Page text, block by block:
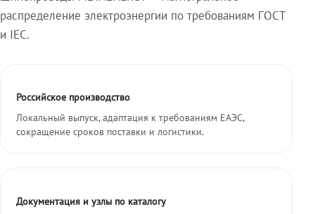
распределение электроэнергии по требованиям ГОСТ
и IEC.
Российское производство
Локальный выпуск, адаптация к требованиям ЕАЭС,
сокращение сроков поставки и логистики.
Документация и узлы по каталогу